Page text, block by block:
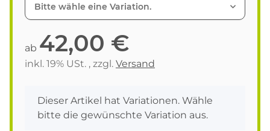
Bitte wähle eine Variation.
ab 42,00 €
inkl. 19% USt. , zzgl. Versand
x
Dieser Artikel hat Variationen. Wähle
bitte die gewünschte Variation aus.